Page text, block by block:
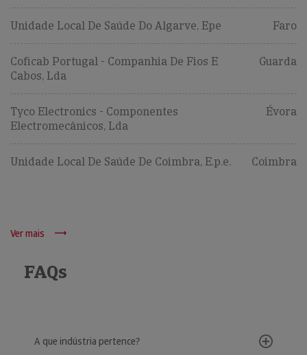
Unidade Local De Saúde Do Algarve, Epe Faro
Coficab Portugal - Companhia De Fios E
Cabos, Lda
Guarda
Tyco Electronics - Componentes
Electromecânicos, Lda
Évora
Unidade Local De Saúde De Coimbra, E.p.e. Coimbra
Ver mais
FAQs
A que indústria pertence?